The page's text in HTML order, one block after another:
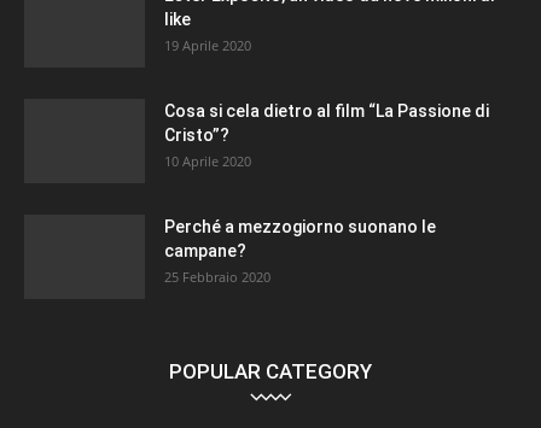
like
19 Aprile 2020
Cosa si cela dietro al film “La Passione di
Cristo”?
10 Aprile 2020
Perché a mezzogiorno suonano le
campane?
25 Febbraio 2020
POPULAR CATEGORY